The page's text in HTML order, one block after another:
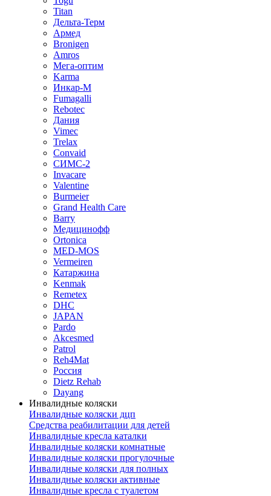
Titan
Дельта-Терм
Армед
Bronigen
Amros
Мега-оптим
Karma
Инкар-М
Fumagalli
Rebotec
Дания
Vimec
Trelax
Convaid
СИМС-2
Invacare
Valentine
Burmeier
Grand Health Care
Barry
Медицинофф
Ortonica
MED-MOS
Vermeiren
Катаржина
Kenmak
Remetex
DHC
JAPAN
Pardo
Akcesmed
Patrol
Reh4Mat
Россия
Dietz Rehab
Dayang
Инвалидные коляски
Инвалидные коляски дцп
Средства реабилитации для детей
Инвалидные кресла каталки
Инвалидные коляски комнатные
Инвалидные коляски прогулочные
Инвалидные коляски для полных
Инвалидные коляски активные
Инвалидные кресла с туалетом